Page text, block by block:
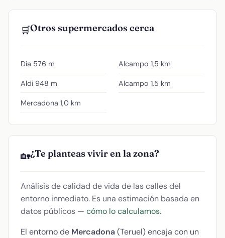
🛒Otros supermercados cerca
Día 576 m
Aldi 948 m
Mercadona 1,0 km
Alcampo 1,5 km
Alcampo 1,5 km
🏡¿Te planteas vivir en la zona?
Análisis de calidad de vida de las calles del
entorno inmediato. Es una estimación basada en
datos públicos — cómo lo calculamos.
El entorno de Mercadona(Teruel) encaja con un